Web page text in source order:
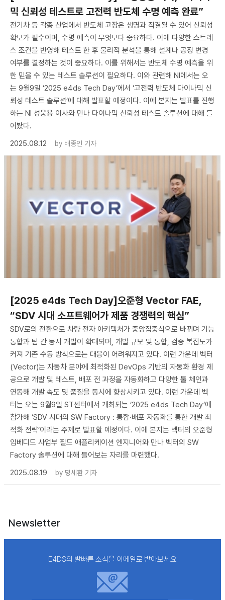
믹 신뢰성 테스트로 고전력 반도체 수명 예측 완료”
전기차 등 각종 산업에서 반도체 고장은 생명과 직결될 수 있어 신뢰성
확보가 필수이며, 수명 예측이 무엇보다 중요하다. 이에 다양한 스트레
스 조건을 반영해 테스트 한 후 물리적 분석을 통해 설계나 공정 변경
여부를 결정하는 것이 중요하다. 이를 위해서는 반도체 수명 예측을 위
한 믿을 수 있는 테스트 솔루션이 필요하다. 이와 관련해 NI에서는 오
는 9월9일 ‘2025 e4ds Tech Day’에서 ‘고전력 반도체 다이나믹 신
뢰성 테스트 솔루션’에 대해 발표할 예정이다. 이에 본지는 발표를 진행
하는 NI 성웅용 이사와 만나 다이나믹 신뢰성 테스트 솔루션에 대해 들
어봤다.
2025.08.12
by 배종인 기자
[2025 e4ds Tech Day]오준형 Vector FAE,
“SDV 시대 소프트웨어가 제품 경쟁력의 핵심”
SDV로의 전환으로 차량 전자 아키텍처가 중앙집중식으로 바뀌며 기능
통합과 팀 간 동시 개발이 확대되며, 개발 규모 및 통합, 검증 복잡도가
커져 기존 수동 방식으로는 대응이 어려워지고 있다. 이런 가운데 벡터
(Vector)는 자동차 분야에 최적화된 DevOps 기반의 자동화 환경 제
공으로 개발 및 테스트, 배포 전 과정을 자동화하고 다양한 툴 체인과
연동해 개발 속도 및 품질을 동시에 향상시키고 있다. 이런 가운데 벡
터는 오는 9월9일 ST센터에서 개최되는 ‘2025 e4ds Tech Day’에
참가해 ‘SDV 시대의 SW Factory : 통합·배포 자동화를 통한 개발 최
적화 전략’이라는 주제로 발표할 예정이다. 이에 본지는 벡터의 오준형
임베디드 사업부 필드 애플리케이션 엔지니어와 만나 벡터의 SW
Factory 솔루션에 대해 들어보는 자리를 마련했다.
2025.08.19
by 명세환 기자
Newsletter
E4DS의 발빠른 소식을 이메일로 받아보세요